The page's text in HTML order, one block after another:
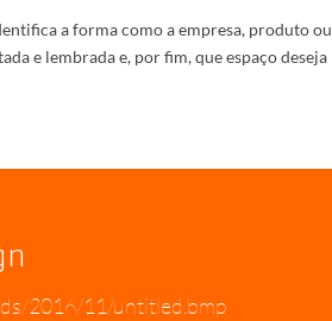
a forma como a empresa, produto ou
e lembrada e, por fim, que espaço deseja
2016/11/untitled.bmp